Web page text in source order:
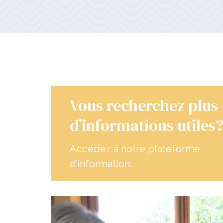
Vous recherchez plus
d’informations utiles?
Accédez à notre plateforme
d’information.